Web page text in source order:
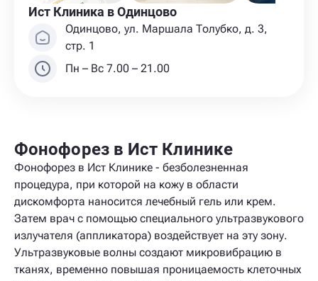
Ист Клиника в Одинцово
Одинцово, ул. Маршала Толубко, д. 3,
стр. 1
Пн – Вс 7.00 – 21.00
Фонофорез в Ист Клинике
Фонофорез в Ист Клинике - безболезненная
процедура, при которой на кожу в области
дискомфорта наносится лечебный гель или крем.
Затем врач с помощью специального ультразвукового
излучателя (аппликатора) воздействует на эту зону.
Ультразвуковые волны создают микровибрацию в
тканях, временно повышая проницаемость клеточных